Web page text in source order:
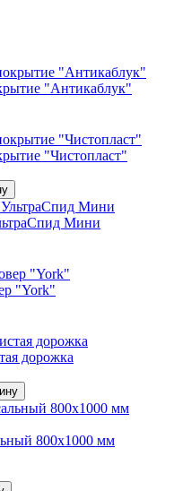
"Антикаблук"
"Чистопласт"
Мини
"York"
дорожка
800х1000 мм